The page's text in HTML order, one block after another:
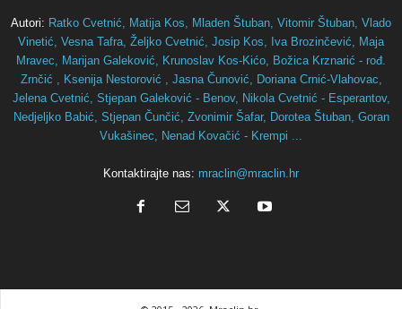
Autori: Ratko Cvetnić, Matija Kos, Mladen Štuban, Vitomir Štuban, Vlado
Vinetić, Vesna Tafra, Željko Cvetnić, Josip Kos, Iva Brozinčević,
Maja
Mravec, Marijan Galeković, Krunoslav Kos-Kićo, Božica Krznarić - rođ.
Zrnčić , Ksenija Nestorović , Jasna Čunović, Doriana Crnić-Vlahovac,
Jelena Cvetnić, Stjepan Galeković - Benov, Nikola Cvetnić - Esperantov,
Nedjeljko Babić, Stjepan Čunčić, Zvonimir Šafar, Dorotea Štuban, Goran
Vukašinec, Nenad Kovačić - Krempi ...
Kontaktirajte nas: mraclin@mraclin.hr